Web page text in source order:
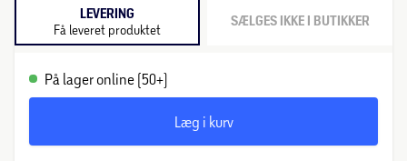
LEVERING
Få leveret produktet SÆLGES IKKE I BUTIKKER
På lager online (50+)
Læg i kurv